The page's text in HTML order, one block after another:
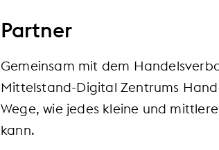
Partner
Gemeinsam mit dem
Mittelstand-Digital Zentrums
Wege, wie jedes kleine und
kann.